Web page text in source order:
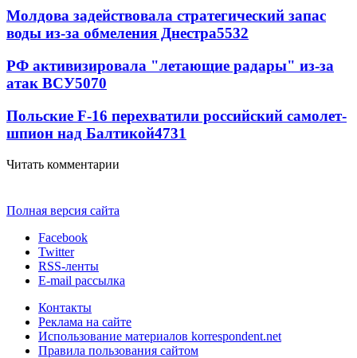
Молдова задействовала стратегический запас
воды из-за обмеления Днестра5532
РФ активизировала "летающие радары" из-за
атак ВСУ5070
Польские F-16 перехватили российский самолет-
шпион над Балтикой4731
Читать комментарии
Полная версия сайта
Facebook
Twitter
RSS-ленты
E-mail рассылка
Контакты
Реклама на сайте
Использование материалов korrespondent.net
Правила пользования сайтом